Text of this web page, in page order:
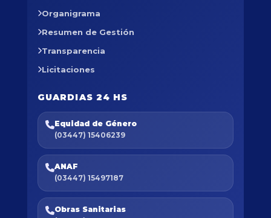
Organigrama
Resumen de Gestión
Transparencia
Licitaciones
GUARDIAS 24 HS
Equidad de Género
(03447) 15406239
ANAF
(03447) 15497187
Obras Sanitarias